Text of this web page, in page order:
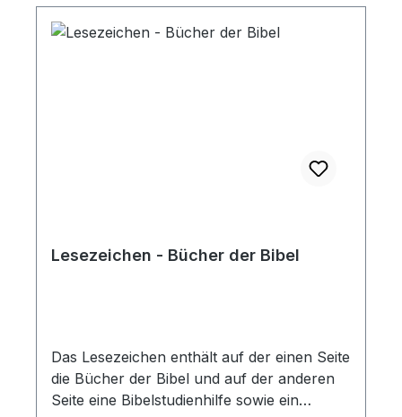
Lesezeichen - Bücher der Bibel
Das Lesezeichen enthält auf der einen Seite
die Bücher der Bibel und auf der anderen
Seite eine Bibelstudienhilfe sowie ein